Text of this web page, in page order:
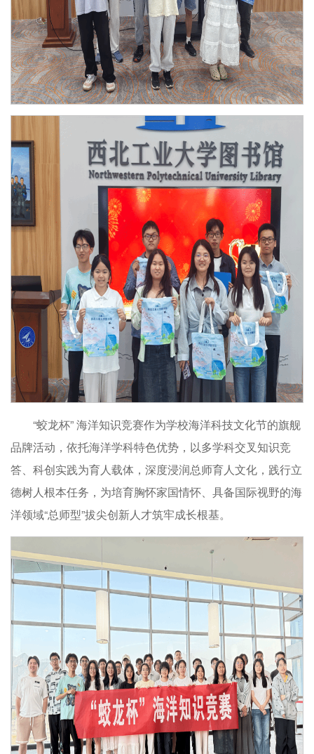
“蛟龙杯” 海洋知识竞赛作为学校海洋科技文化节的旗舰
品牌活动，依托海洋学科特色优势，以多学科交叉知识竞
答、科创实践为育人载体，深度浸润总师育人文化，践行立
德树人根本任务，为培育胸怀家国情怀、具备国际视野的海
洋领域“总师型”拔尖创新人才筑牢成长根基。